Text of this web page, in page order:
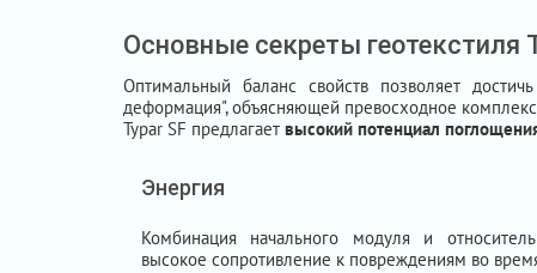
Основные секреты геотекстиля
Оптимальный баланс свойств позволяет
деформация", объясняющей превосходное
Typar SF предлагает высокий потенциал
Энергия
Комбинация начального модуля и
высокое сопротивление к повреждениям во